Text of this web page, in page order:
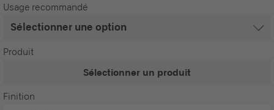
Usage recommandé
Produit
Sélectionner un produit
Finition